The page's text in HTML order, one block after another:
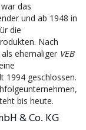
das
und ab 1948 in
die
Nach
ehemaliger VEB
1994 geschlossen.
bis heute.
& Co. KG